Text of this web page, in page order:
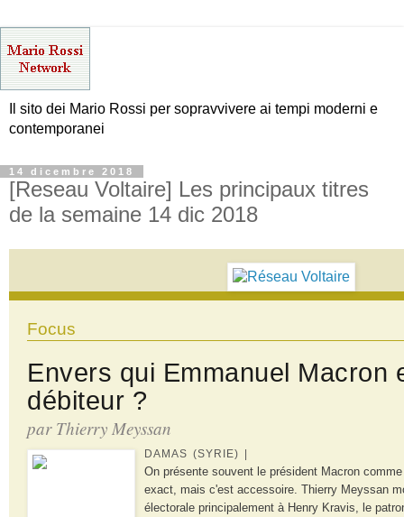
Il sito dei Mario Rossi per sopravvivere ai tempi moderni e
contemporanei
14 dicembre 2018
[Reseau Voltaire] Les principaux titres
de la semaine 14 dic 2018
Focus
Envers qui Emmanuel Macron
débiteur ?
par Thierry Meyssan
DAMAS (SYRIE) |
On présente souvent le président Macron
exact, mais c'est accessoire. Thierry Meyssan
électorale principalement à Henry Kravis, le